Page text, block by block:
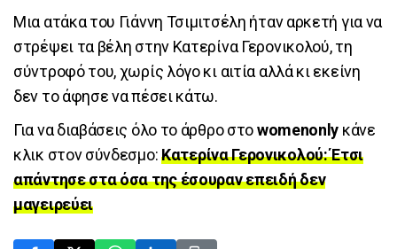
Μια ατάκα του Γιάννη Τσιμιτσέλη ήταν αρκετή για να
στρέψει τα βέλη στην Κατερίνα Γερονικολού, τη
σύντροφό του, χωρίς λόγο κι αιτία αλλά κι εκείνη
δεν το άφησε να πέσει κάτω.
Για να διαβάσεις όλο το άρθρο στοwomenonly κάνε
κλικ στον σύνδεσμο:Κατερίνα Γερονικολού: Έτσι
απάντησε στα όσα της έσουραν επειδή δεν
μαγειρεύει